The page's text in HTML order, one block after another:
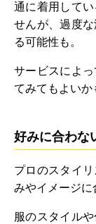
通に着用して
せんが、過度
る可能性も。
サービスによ
てみてもよいか
好みに合わな
プロのスタイ
みやイメージに
服のスタイル